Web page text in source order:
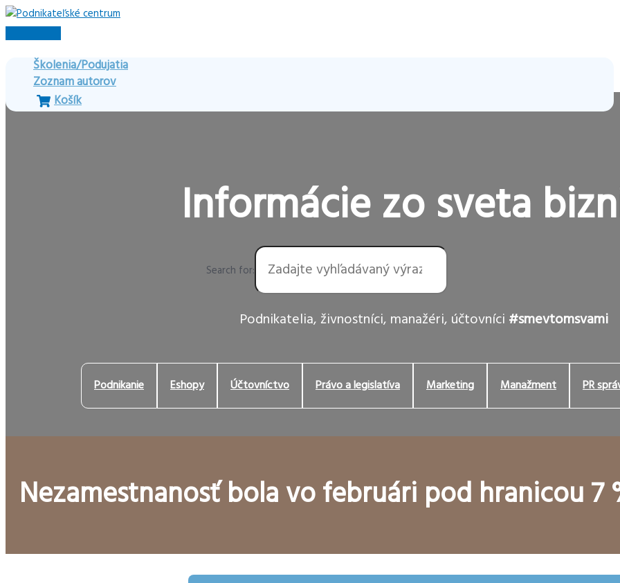
Preskočiť
na
Hlavné
Školenia/Podujatia
Zoznam autorov
Košík
Informácie zo sveta
Search for:
Podnikatelia, živnostníci, manažéri, účtovníci #smevtomsvami
Podnikanie Eshopy Účtovníctvo Právo a legislatíva Marketing Manažment PR
Nezamestnanosť bola vo februári pod hranicou 7